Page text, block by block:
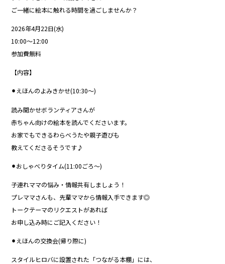
ご一緒に絵本に触れる時間を過ごしませんか？
2026年4月22日(水)
10:00〜12:00
参加費無料
【内容】
⚫︎えほんのよみきかせ(10:30〜)
読み聞かせボランティアさんが
赤ちゃん向けの絵本を読んでくださいます。
お家でもできるわらべうたや親子遊びも
教えてくださるそうです♪
⚫︎おしゃべりタイム(11:00ごろ〜)
子連れママの悩み・情報共有しましょう！
プレママさんも、先輩ママから情報入手できます◎
トークテーマのリクエストがあれば
お申し込み時にご記入ください！
⚫︎えほんの交換会(帰り際に)
スタイルヒロバに設置された「つながる本棚」には、